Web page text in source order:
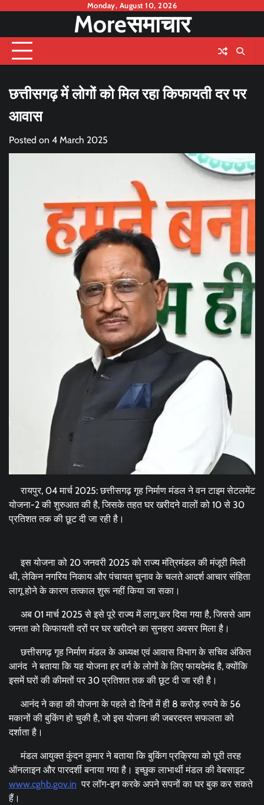
content
Monday, August 10, 2026
Moreसमाचार
छत्तीसगढ़ में लोगों को मिल रहा किफायती दर पर
आवास
Posted on 4 March 2025
रायपुर, 04 मार्च 2025: छत्तीसगढ़ गृह निर्माण मंडल ने वन टाइम सेटलमेंट
योजना-2 की शुरुआत की है, जिसके तहत घर खरीदने वालों को 10 से 30
प्रतिशत तक की छूट दी जा रही है।
इस योजना को 20 जनवरी 2025 को राज्य मंत्रिमंडल की मंजूरी मिली
थी, लेकिन नगरिय निकाय और पंचायत चुनाव के चलते आदर्श आचार संहिता
लागू होने के कारण तत्काल शुरू नहीं किया जा सका।
अब 01 मार्च 2025 से इसे पूरे राज्य में लागू कर दिया गया है, जिससे आम
जनता को किफायती दरों पर घर खरीदने का सुनहरा अवसर मिला है।
छत्तीसगढ़ गृह निर्माण मंडल के अध्यक्ष एवं आवास विभाग के सचिव अंकित
आनंद ने बताया कि यह योजना हर वर्ग के लोगों के लिए फायदेमंद है, क्योंकि
इसमें घरों की कीमतों पर 30 प्रतिशत तक की छूट दी जा रही है।
आनंद ने कहा की योजना के पहले दो दिनों में ही 8 करोड़ रुपये के 56
मकानों की बुकिंग हो चुकी है, जो इस योजना की जबरदस्त सफलता को
दर्शाता है।
मंडल आयुक्त कुंदन कुमार ने बताया कि बुकिंग प्रक्रिया को पूरी तरह
ऑनलाइन और पारदर्शी बनाया गया है। इच्छुक लाभार्थी मंडल की वेबसाइट
www.cghb.gov.in पर लॉग-इन करके अपने सपनों का घर बुक कर सकते
हैं।